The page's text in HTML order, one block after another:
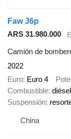
Faw J6p
ARS 31.980.000
Camión de
2022
Euro Euro 4
Combustible diésel
Suspensión
China